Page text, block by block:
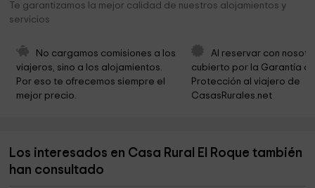
Lagarto Gigante de El Hierro
Senderola Maceta Punta grade 9,6 km
Iglesia De La Sagrada Familia 10,5 km
Ventejís
Te garantizamos la mejor calidad de nuestros alojamientos y
servicios
No cargamos comisiones a los
viajeros, sino a los alojamientos.
Por eso te ofrecemos siempre el
mejor precio.
Al reservar con
cubierto por la Garantía
Protección al viajero de
CasasRurales.net
Los interesados en Casa Rural El Roque también
han consultado